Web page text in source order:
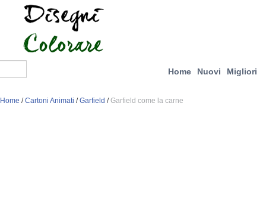
Home Nuovi Migliori
Home /Cartoni Animati /Garfield /Garfield come la carne